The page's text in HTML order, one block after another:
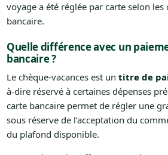
voyage a été réglée par carte selon
bancaire.
Quelle différence avec un
bancaire ?
Le chèque-vacances est un titre de
à-dire réservé à certaines dépenses
carte bancaire permet de régler une
sous réserve de l’acceptation du
du plafond disponible.